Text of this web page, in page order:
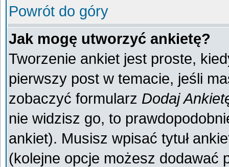
Powrót do góry
Jak mogę utworzyć ankietę?
Tworzenie ankiet jest proste,
pierwszy post w temacie, jeśli
zobaczyć formularz Dodaj
nie widzisz go, to
ankiet). Musisz wpisać tytuł
(kolejne opcje możesz dodawać